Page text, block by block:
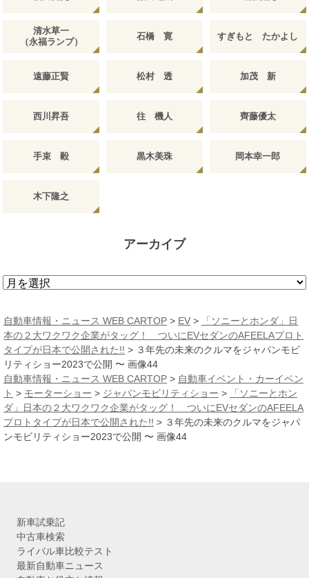
清水草一
（永福ランプ）
石橋 寛 すぎもと たかよし
遠藤正賢 松村 透 加茂 新
西川昇吾 往 機人 齊藤優太
手束 毅 黒木美珠 岡本幸一郎
木下隆之
アーカイブ
ア
カ
イ
ブ
自動車情報・ニュース WEB CARTOP > EV >
「ソニーとホンダ」日
本の２大ワクワク企業がタッグ！ ついにEVセダンのAFEELAプロト
タイプが日本で公開された!! > ３年先の未来のクルマをジャパンモビ
リティショー2023で公開 〜 画像44
自動車情報・ニュース WEB CARTOP > 自動車イベント・カーイベン
ト > モーターショー > ジャパンモビリティショー >
「ソニーとホン
ダ」日本の２大ワクワク企業がタッグ！ ついにEVセダンのAFEELA
プロトタイプが日本で公開された!! > ３年先の未来のクルマをジャパ
ンモビリティショー2023で公開 〜 画像44
新車試乗記
中古車検索
ライバル車比較テスト
最新自動車ニュース